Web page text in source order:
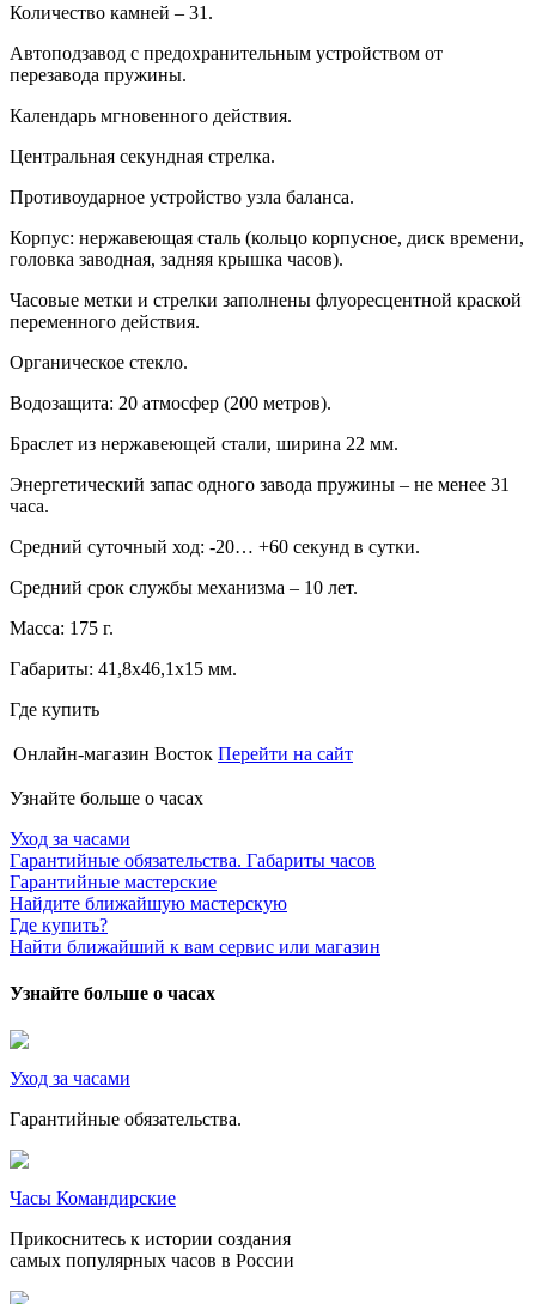
Количество камней – 31.
Автоподзавод с предохранительным устройством от
перезавода пружины.
Календарь мгновенного действия.
Центральная секундная стрелка.
Противоударное устройство узла баланса.
Корпус: нержавеющая сталь (кольцо корпусное, диск времени,
головка заводная, задняя крышка часов).
Часовые метки и стрелки заполнены флуоресцентной краской
переменного действия.
Органическое стекло.
Водозащита: 20 атмосфер (200 метров).
Браслет из нержавеющей стали, ширина 22 мм.
Энергетический запас одного завода пружины – не менее 31
часа.
Средний суточный ход: -20… +60 секунд в сутки.
Средний срок службы механизма – 10 лет.
Масса: 175 г.
Габариты: 41,8х46,1х15 мм.
Где купить
Онлайн-магазин Восток Перейти на сайт
Узнайте больше о часах
Уход за часами
Гарантийные обязательства. Габариты часов
Гарантийные мастерские
Найдите ближайшую мастерскую
Где купить?
Найти ближайший к вам сервис или магазин
Узнайте больше о часах
Уход за часами
Гарантийные обязательства.
Часы Командирские
Прикоснитесь к истории создания
самых популярных часов в России